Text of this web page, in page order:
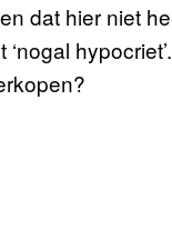
dat hier niet
‘nogal